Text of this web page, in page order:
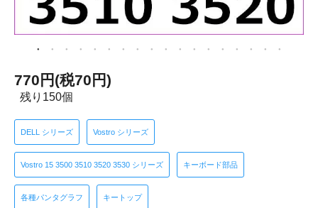
770円(税70円)
残り150個
DELL シリーズ Vostro シリーズ
Vostro 15 3500 3510 3520 3530 シリーズ キーボード部品
各種パンタグラフ キートップ